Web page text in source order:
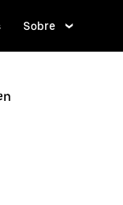
Sobre